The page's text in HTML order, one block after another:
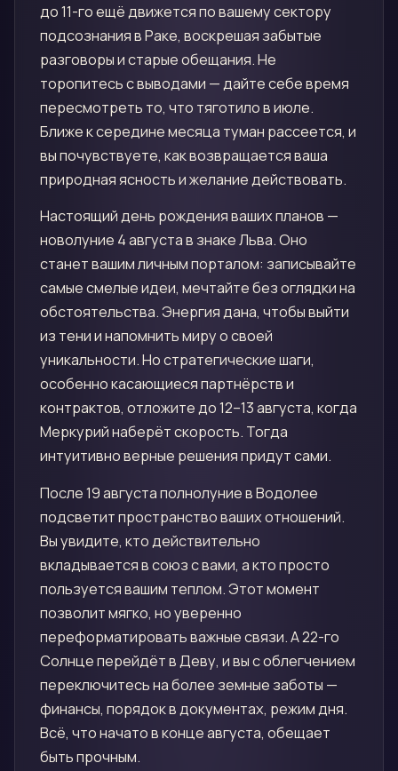
до 11-го ещё движется по вашему сектору
подсознания в Раке, воскрешая забытые
разговоры и старые обещания. Не
торопитесь с выводами — дайте себе время
пересмотреть то, что тяготило в июле.
Ближе к середине месяца туман рассеется, и
вы почувствуете, как возвращается ваша
природная ясность и желание действовать.
Настоящий день рождения ваших планов —
новолуние 4 августа в знаке Льва. Оно
станет вашим личным порталом: записывайте
самые смелые идеи, мечтайте без оглядки на
обстоятельства. Энергия дана, чтобы выйти
из тени и напомнить миру о своей
уникальности. Но стратегические шаги,
особенно касающиеся партнёрств и
контрактов, отложите до 12–13 августа, когда
Меркурий наберёт скорость. Тогда
интуитивно верные решения придут сами.
После 19 августа полнолуние в Водолее
подсветит пространство ваших отношений.
Вы увидите, кто действительно
вкладывается в союз с вами, а кто просто
пользуется вашим теплом. Этот момент
позволит мягко, но уверенно
переформатировать важные связи. А 22-го
Солнце перейдёт в Деву, и вы с облегчением
переключитесь на более земные заботы —
финансы, порядок в документах, режим дня.
Всё, что начато в конце августа, обещает
быть прочным.